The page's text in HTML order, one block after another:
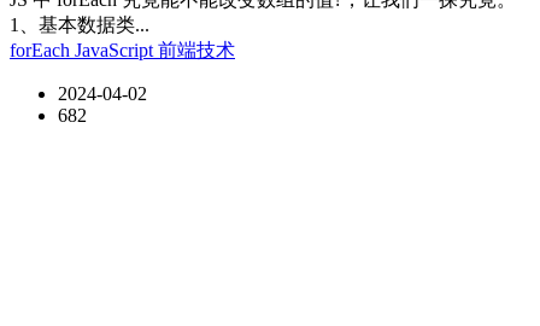
1、基本数据类...
forEach JavaScript 前端技术
2024-04-02
682